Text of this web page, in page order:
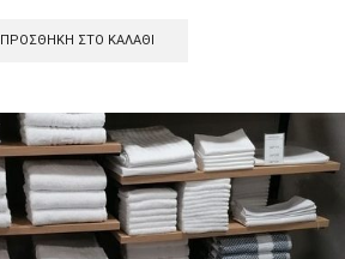
ΠΡΟΣΘΉΚΗ ΣΤΟ ΚΑΛΆΘΙ